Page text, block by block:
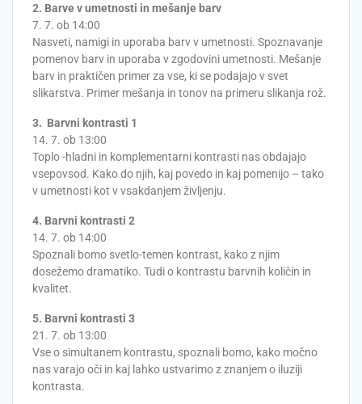
2. Barve v umetnosti in mešanje barv
7. 7. ob 14:00
Nasveti, namigi in uporaba barv v umetnosti. Spoznavanje
pomenov barv in uporaba v zgodovini umetnosti. Mešanje
barv in praktičen primer za vse, ki se podajajo v svet
slikarstva. Primer mešanja in tonov na primeru slikanja rož.
3. Barvni kontrasti 1
14. 7. ob 13:00
Toplo -hladni in komplementarni kontrasti nas obdajajo
vsepovsod. Kako do njih, kaj povedo in kaj pomenijo – tako
v umetnosti kot v vsakdanjem življenju.
4. Barvni kontrasti 2
14. 7. ob 14:00
Spoznali bomo svetlo-temen kontrast, kako z njim
dosežemo dramatiko. Tudi o kontrastu barvnih količin in
kvalitet.
5. Barvni kontrasti 3
21. 7. ob 13:00
Vse o simultanem kontrastu, spoznali bomo, kako močno
nas varajo oči in kaj lahko ustvarimo z znanjem o iluziji
kontrasta.